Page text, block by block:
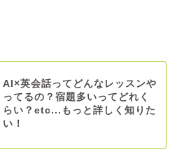
AI×英会話ってどんなレッスンや
ってるの？宿題多いってどれく
らい？etc...もっと詳しく知りた
い！